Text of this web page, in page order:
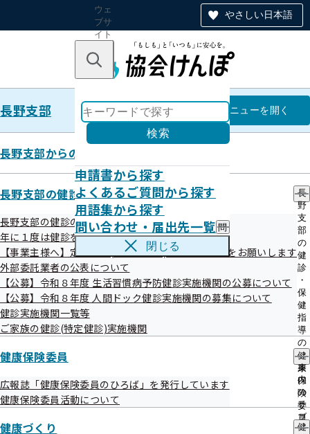
やさしい日本語
ウェ
ブサ
イト
のナ
ン
キーワードで探す
検索
申請書から探す
よくあるご質問から探す
用語集から探す
問い合わせ・届出先一覧 問
い
せ
・
届
一
ブ
閉じる
長野支部 長野支部
メニューを開く
長野支部からのお知らせ
長野支部の健診・保健指導のご案内
長
野
支
部
の
健
診
・
保
健
指
導
の
ご
案
内
の
サ
ブ
メ
長野支部の健診のご案内
年に１度は健診を！ 健診特集コーナー
【事業主様へ】定期健診(事業者健診)結果のご提供をお願いします
外部委託業者の公表について
【公募】令和８年度 生活習慣病予防健診実施機関の公募について
【公募】令和８年度 人間ドック健診実施機関の募集について
健診実施機関一覧等
ご家族の健診(特定健診)実施機関
健康保険委員
健
康
保
険
委
員
の
広報誌「健康保険委員のひろば」を発行しています
健康保険委員活動について
健康づくり
健
統計情報
令和08年07月10日
事業所・加入者数・標準報酬月額